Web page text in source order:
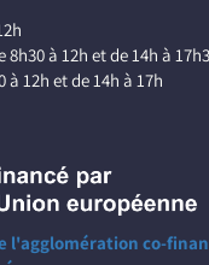
8h30 à 12h et de 14h à
à 12h et de 14h à 17h
l'agglomération co-